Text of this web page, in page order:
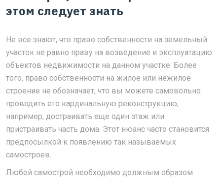
этом следует знать
Не все знают, что право собственности на земельный
участок не равно праву на возведение и эксплуатацию
объектов недвижимости на данном участке. Более
того, право собственности на жилое или нежилое
строение не обозначает, что вы можете самовольно
проводить его кардинальную реконструкцию,
например, достраивать еще один этаж или
пристраивать часть дома. Этот нюанс часто становится
предпосылкой к появлению так называемых
самостроев.
Любой самострой необходимо должным образом